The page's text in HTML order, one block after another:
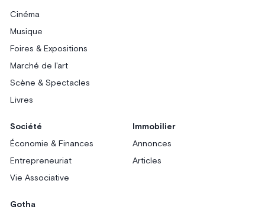
Cinéma
Musique
Foires & Expositions
Marché de l'art
Scène & Spectacles
Livres
Société
Économie & Finances
Entrepreneuriat
Vie Associative
Immobilier
Annonces
Articles
Gotha